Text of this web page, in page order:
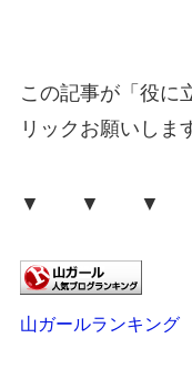
この記事が「役に
リックお願いしま
▼ ▼ ▼
山ガールランキング